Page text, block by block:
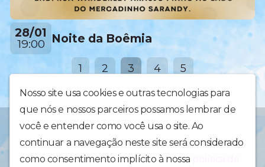
28/01
19:00 Noite da Boêmia
1 2 3 4 5
Nosso site usa cookies e outras tecnologias para
que nós e nossos parceiros possamos lembrar de
você e entender como você usa o site. Ao
continuar a navegação neste site será considerado
como consentimento implícito à nossa
TUDO BAHIA INFORMAÇÃO ENTRETENIMENTO PUBLICIDADE &
(71)99924-6382 g-mail: tudobahiaproducoes@gmail.com RÁDIO
TUDO BAHIA FM Aqui a gente fica bem informado e se diverte